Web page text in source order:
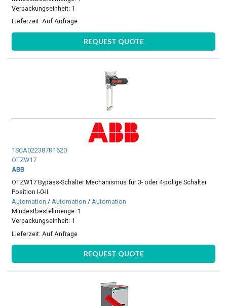
Verpackungseinheit: 1
Lieferzeit:Auf Anfrage
REQUEST QUOTE
1SCA022387R1620
OTZW17
ABB
OTZW17 Bypass-Schalter Mechanismus für 3- oder 4-polige Schalter
Position I-0-II
Automation /Automation /Automation
Mindestbestellmenge: 1
Verpackungseinheit: 1
Lieferzeit: Auf Anfrage
REQUEST QUOTE